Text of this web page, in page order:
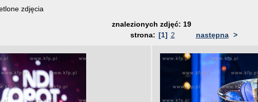
zdjęcia
znalezionych zdjęć: 19
strona: [1] 2 następna >